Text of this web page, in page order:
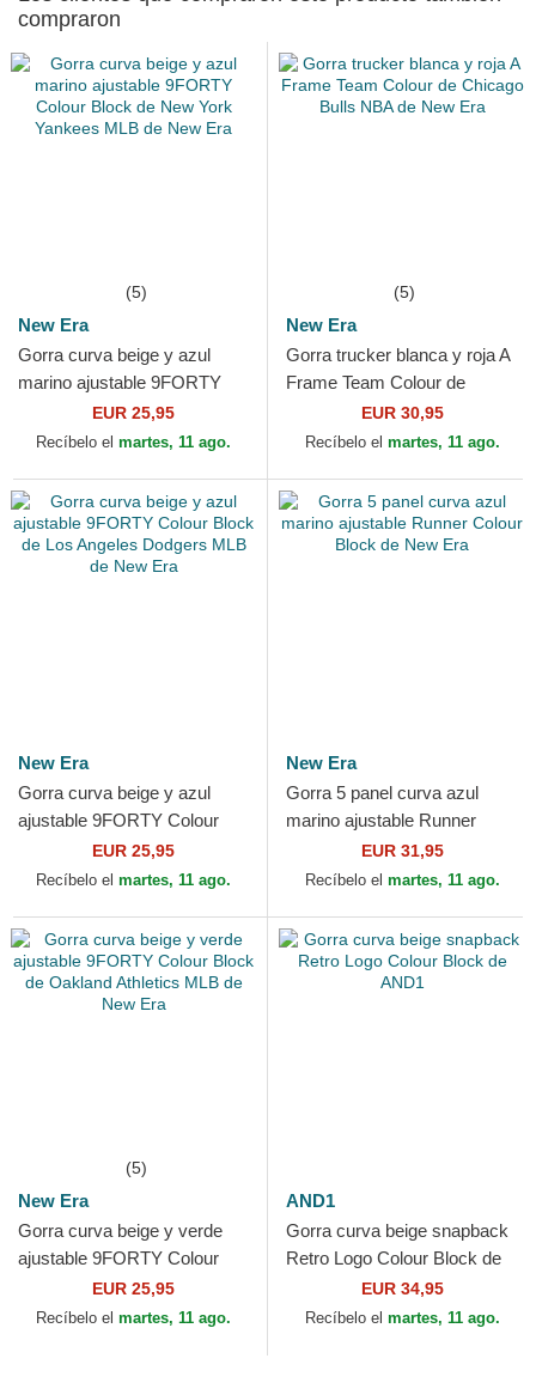
compraron
(5)
New Era
Gorra curva beige y azul
marino ajustable 9FORTY
Colour Block de New York
Yankees MLB de New Era
EUR 25,95
Recíbelo el martes, 11 ago.
(5)
New Era
Gorra trucker blanca y roja A
Frame Team Colour de
Chicago Bulls NBA de New
Era
EUR 30,95
Recíbelo el martes, 11 ago.
New Era
Gorra curva beige y azul
ajustable 9FORTY Colour
Block de Los Angeles
Dodgers MLB de New Era
EUR 25,95
Recíbelo el martes, 11 ago.
New Era
Gorra 5 panel curva azul
marino ajustable Runner
Colour Block de New Era
EUR 31,95
Recíbelo el martes, 11 ago.
(5)
New Era
Gorra curva beige y verde
ajustable 9FORTY Colour
Block de Oakland Athletics
MLB de New Era
EUR 25,95
Recíbelo el martes, 11 ago.
AND1
Gorra curva beige snapback
Retro Logo Colour Block de
EUR 34,95
Recíbelo el martes, 11 ago.